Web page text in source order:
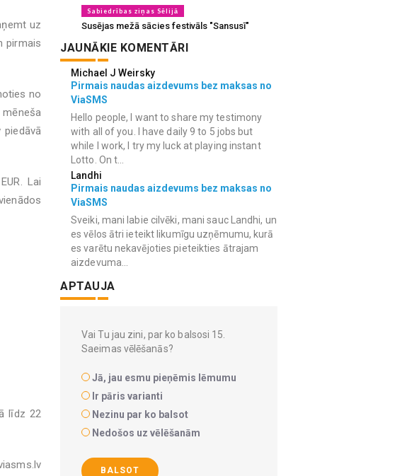
uz
pirmais
no
Lai
līdz 22
Sabiedrības ziņas Sēlijā
Susējas mežā sācies festivāls "Sansusī"
JAUNĀKIE KOMENTĀRI
Michael J Weirsky
Pirmais naudas aizdevums bez maksas no
ViaSMS
Hello people, I want to share my testimony
with all of you. I have daily 9 to 5 jobs but
while I work, I try my luck at playing instant
Lotto. On t...
Landhi
Pirmais naudas aizdevums bez maksas no
ViaSMS
Sveiki, mani labie cilvēki, mani sauc Landhi, un
es vēlos ātri ieteikt likumīgu uzņēmumu, kurā
es varētu nekavējoties pieteikties ātrajam
aizdevuma...
APTAUJA
Vai Tu jau zini, par ko balsosi 15.
Saeimas vēlēšanās?
Jā, jau esmu pieņēmis lēmumu
Ir pāris varianti
Nezinu par ko balsot
Nedošos uz vēlēšanām
BALSOT